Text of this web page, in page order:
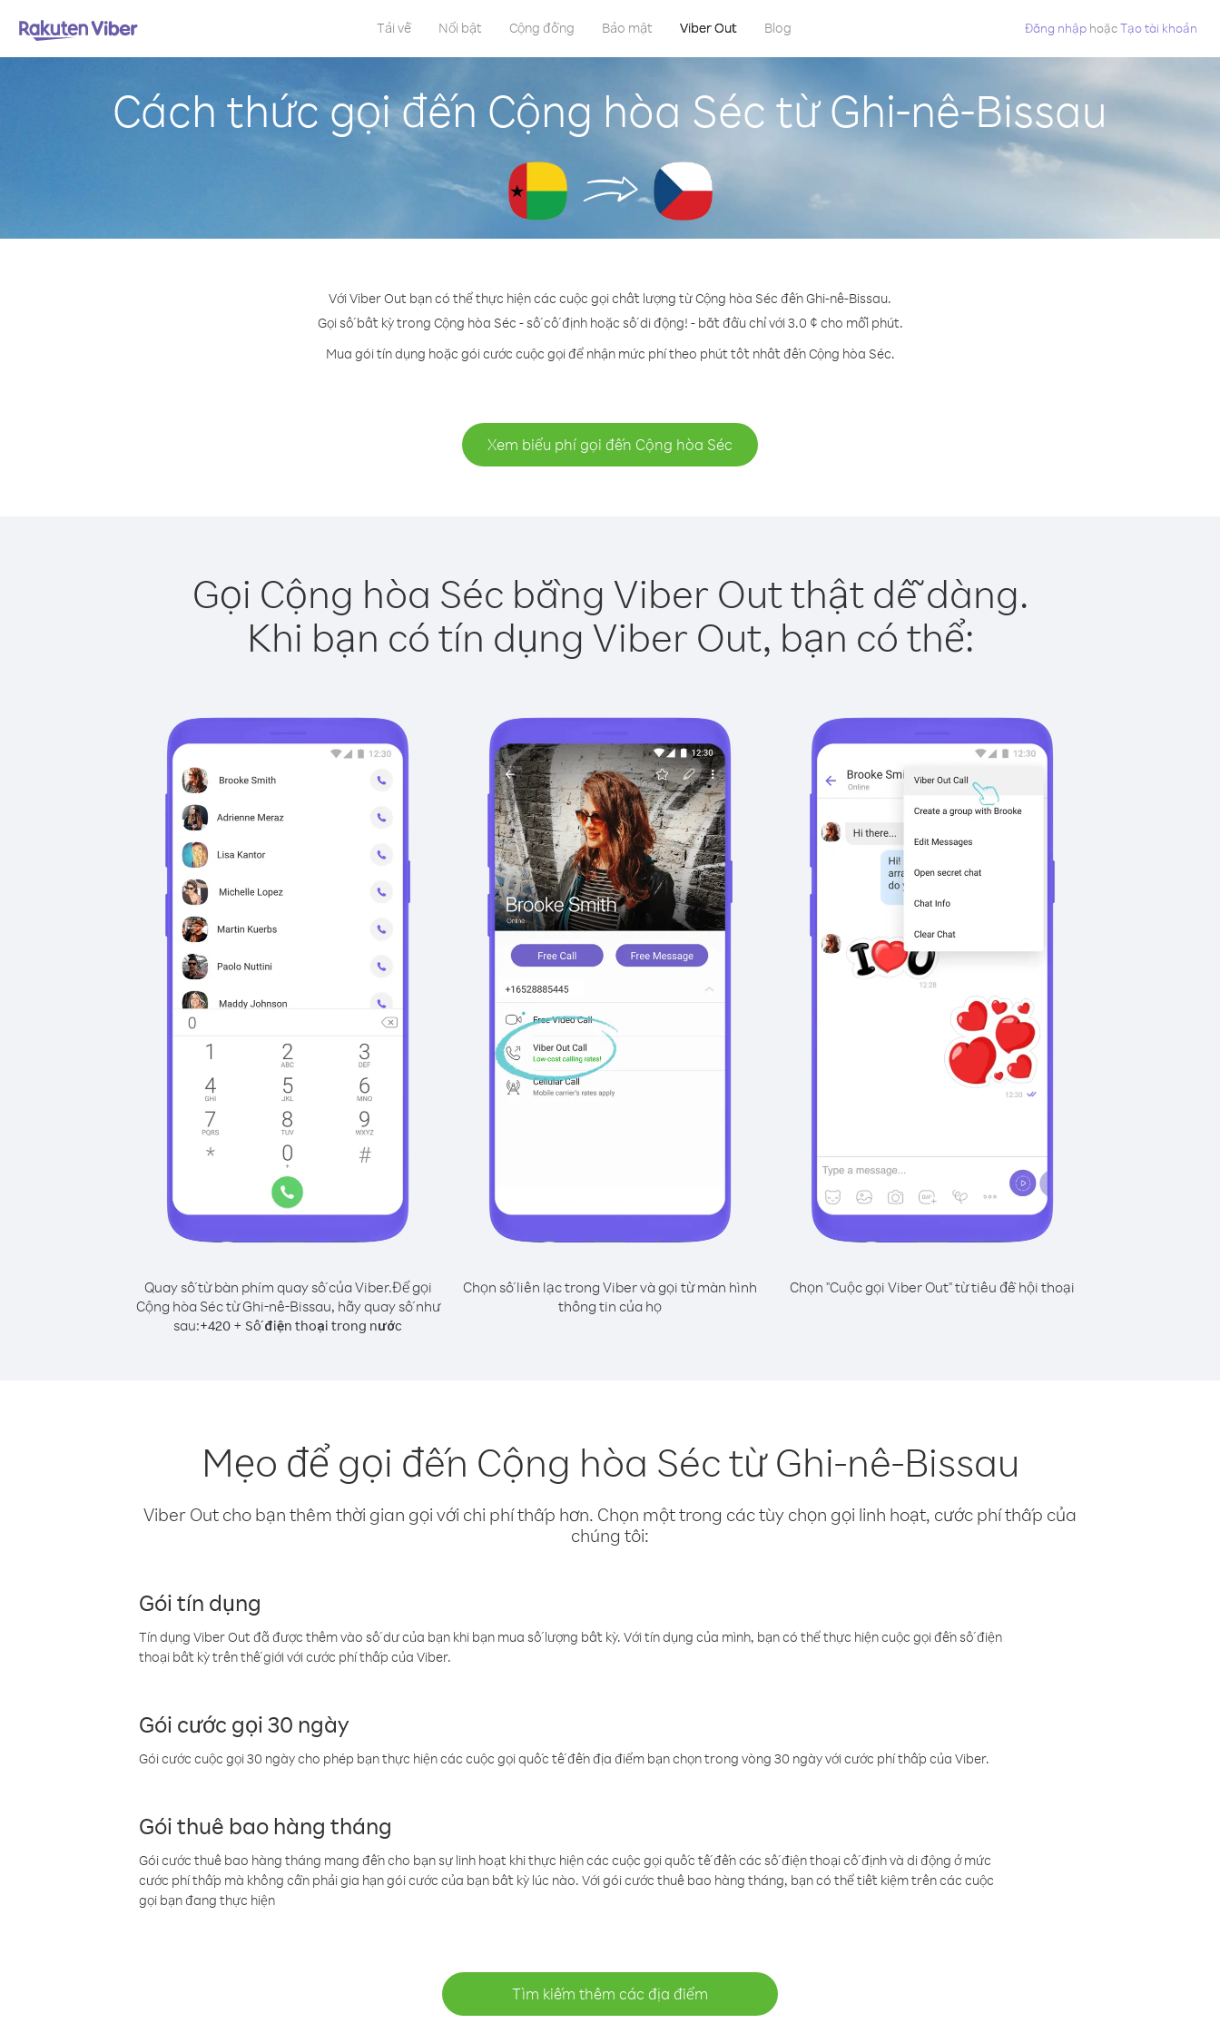
Tải về Nổi bật Cộng đồng Bảo mật Viber Out Blog Đăng nhập hoặcTạo tài khoản
Cách thức gọi đến Cộng hòa Séc từ Ghi-nê-Bissau
Với Viber Out bạn có thể thực hiện các cuộc gọi chất lượng từ Cộng hòa Séc đến Ghi-nê-Bissau.
Gọi số bất kỳ trong Cộng hòa Séc - số cố định hoặc số di động! - bắt đầu chỉ với 3.0 ¢ cho mỗi phút.
Mua gói tín dụng hoặc gói cước cuộc gọi để nhận mức phí theo phút tốt nhất đến Cộng hòa Séc.
Xem biểu phí gọi đến Cộng hòa Séc
Gọi Cộng hòa Séc bằng Viber Out thật dễ dàng.
Khi bạn có tín dụng Viber Out, bạn có thể:
Quay số từ bàn phím quay số của Viber.Để gọi
Cộng hòa Séc từ Ghi-nê-Bissau, hãy quay số như
sau:+420 + Số điện thoại trong nước
Chọn số liên lạc trong Viber và gọi từ màn hình
thông tin của họ
Chọn "Cuộc gọi Viber Out" từ tiêu đề hội thoại
Mẹo để gọi đến Cộng hòa Séc từ Ghi-nê-Bissau
Viber Out cho bạn thêm thời gian gọi với chi phí thấp hơn. Chọn một trong các tùy chọn gọi linh hoạt, cước phí thấp của
chúng tôi:
Gói tín dụng
Tín dụng Viber Out đã được thêm vào số dư của bạn khi bạn mua số lượng bất kỳ. Với tín dụng của mình, bạn có thể thực hiện cuộc gọi đến số điện
thoại bất kỳ trên thế giới với cước phí thấp của Viber.
Gói cước gọi 30 ngày
Gói cước cuộc gọi 30 ngày cho phép bạn thực hiện các cuộc gọi quốc tế đến địa điểm bạn chọn trong vòng 30 ngày với cước phí thấp của Viber.
Gói thuê bao hàng tháng
Gói cước thuê bao hàng tháng mang đến cho bạn sự linh hoạt khi thực hiện các cuộc gọi quốc tế đến các số điện thoại cố định và di động ở mức
cước phí thấp mà không cần phải gia hạn gói cước của bạn bất kỳ lúc nào. Với gói cước thuê bao hàng tháng, bạn có thể tiết kiệm trên các cuộc
gọi bạn đang thực hiện
Tìm kiếm thêm các địa điểm